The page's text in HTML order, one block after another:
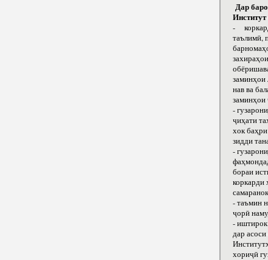
Дар
-
таълимӣ,
заминҳои
нав ва
заминҳои
-
ҷиҳати
хок
зидди
-
бораи
коркарди
- таъмин
ҷорӣ
-
дар
хориҷӣ